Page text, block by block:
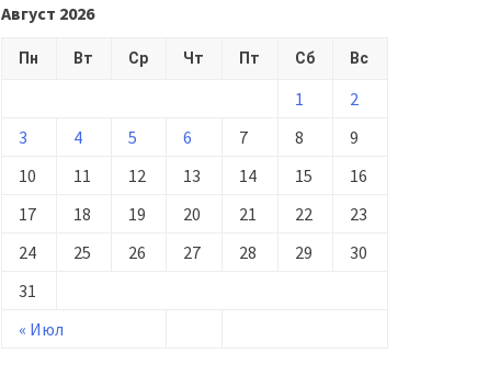
Август 2026
Пн Вт Ср Чт Пт Сб Вс
« Июл
1
2
3
4 5 6 7 8
9
10
11 12 13 14 15
16
17
18 19 20 21 22
23
24
25 26 27 28 29
30
31